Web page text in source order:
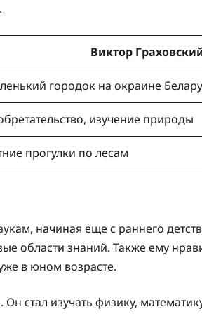
Виктор
городок на окраине
изучение природы
прогулки по лесам
начиная еще с раннего
области знаний. Также ему
в юном возрасте.
стал изучать физику,